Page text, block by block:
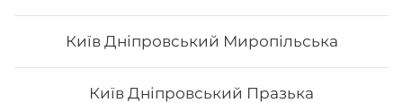
Київ Дніпровський Миропільська
Київ Дніпровський Празька
934₴ Хочу